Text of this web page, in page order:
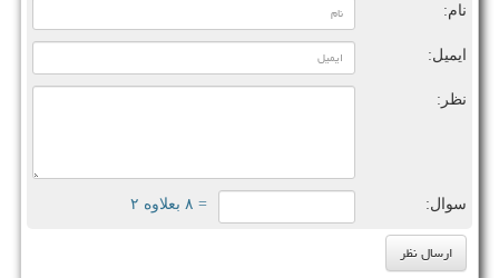
نام:
ایمیل:
نظر:
سوال: = ۸ بعلاوه ۲